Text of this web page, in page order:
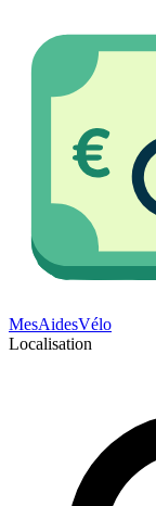
MesAidesVélo
Localisation